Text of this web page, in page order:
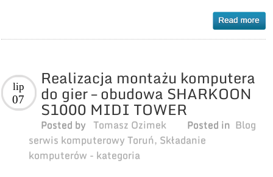
Realizacja montażu komputera
do gier – obudowa SHARKOON
S1000 MIDI TOWER
lip
07
Posted by Tomasz Ozimek Posted in Blog
serwis komputerowy Toruń, Składanie
komputerów - kategoria